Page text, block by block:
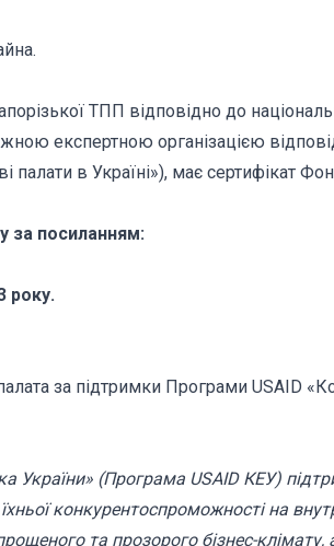
ТПП відповідно до
експертною організацією
в Україні»), має сертифікат
за посиланням:
року.
за підтримки Програми USAID
України» (Програма USAID КЕУ)
конкурентоспроможності на
та прозорого бізнес-клімату,